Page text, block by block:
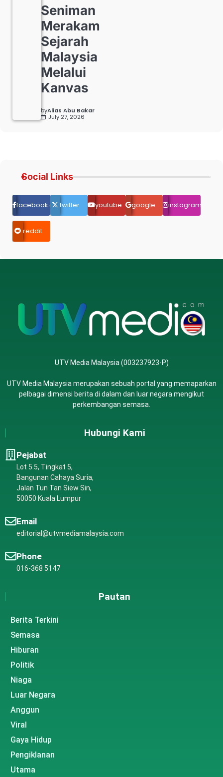
Seniman
Merakam
Sejarah
Malaysia
Melalui
Kanvas
byAlias Abu Bakar
July 27, 2026
Social Links
facebook.comtwitter youtube google instagram
reddit
UTV Media Malaysia (003237923-P)
UTV Media Malaysia merupakan sebuah portal yang memaparkan
pelbagai dimensi berita di dalam dan luar negara mengikut
perkembangan semasa.
Hubungi Kami
Pejabat
Lot 5.5, Tingkat 5,
Bangunan Cahaya Suria,
Jalan Tun Tan Siew Sin,
50050 Kuala Lumpur
Email
editorial@utvmediamalaysia.com
Phone
016-368 5147
Pautan
Berita Terkini
Semasa
Hiburan
Politik
Niaga
Luar Negara
Anggun
Viral
Gaya Hidup
Pengiklanan
Utama